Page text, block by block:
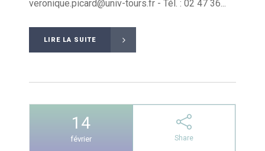
veronique.picard@univ-tours.fr - Tél. : 02 47 36...
LIRE LA SUITE
14
février Share